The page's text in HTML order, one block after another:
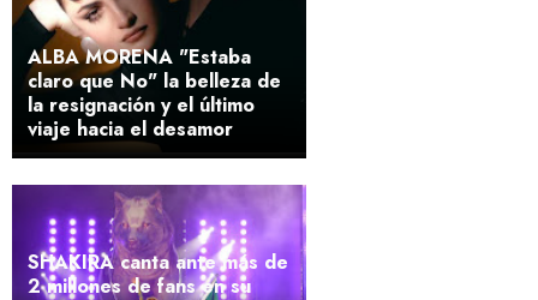
ALBA MORENA "Estaba
claro que No" la belleza de
la resignación y el último
viaje hacia el desamor
SHAKIRA canta ante más de
2 millones de fans en su